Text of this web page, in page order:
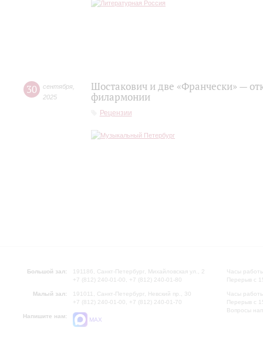
30 сентября
2025
Шостакович и две «Франчески» —
филармонии
Рецензии
Большой зал:
191186, Санкт-Петербург, Михайловская ул., 2
+7 (812) 240-01-00, +7 (812) 240-01-80
Малый зал:
191011, Санкт-Петербург, Невский пр., 30
+7 (812) 240-01-00, +7 (812) 240-01-70
Напишите нам:
MAX
Часы
Перерыв с
Часы
Перерыв с
Вопросы